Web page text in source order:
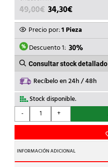
49,00€ EL
PRECIO
ORIGINAL
ERA:
49,00€.
34,30€
PRECIO
ACTUAL
ES:
34,30€.
Precio por:1 Pieza
Descuento 1: 30%
Consultar stock detallado
Recíbelo en 24h / 48h
Stock disponible.
-
SOBIME
-
LATON
2"
cantidad
+
INFORMACIÓN ADICIONAL